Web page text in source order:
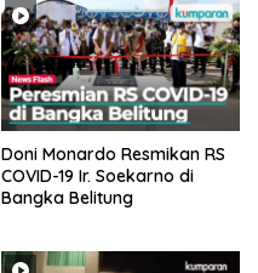
Doni Monardo Resmikan RS
COVID-19 Ir. Soekarno di
Bangka Belitung